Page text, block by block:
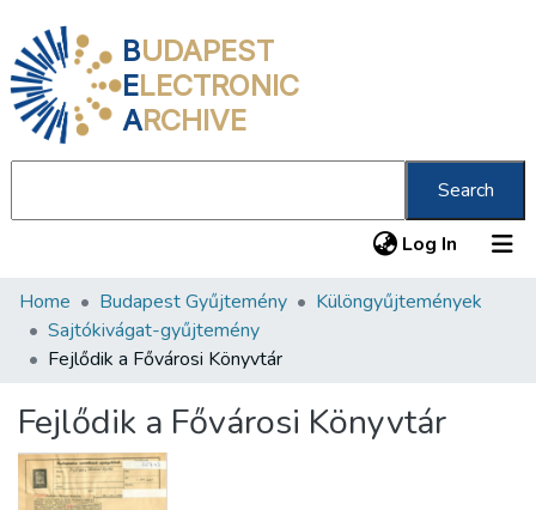
BUDAPEST
ELECTRONIC
ARCHIVE
Search
Log In (current)
Communities & Collections
All of DSpace
About us
Home Budapest Gyűjtemény
Különgyűjtemények
Sajtókivágat-gyűjtemény
Fejlődik a Fővárosi Könyvtár
Fejlődik a Fővárosi Könyvtár